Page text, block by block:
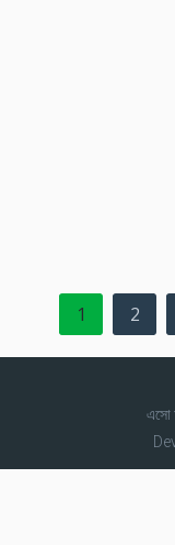
Posts
pagination
1 2
এসো